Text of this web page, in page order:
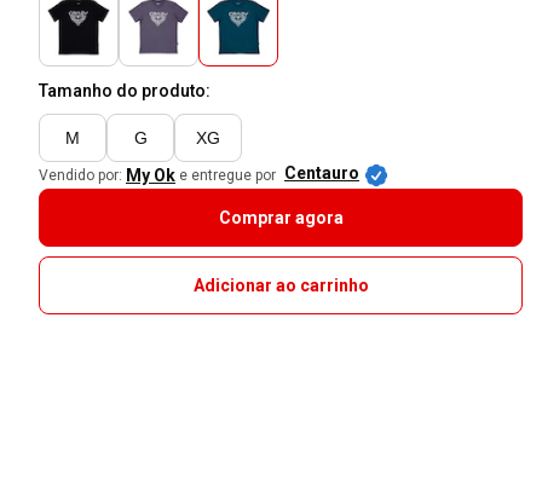
Tamanho do produto:
M G XG
Vendido por: My Ok e entregue por Centauro
Comprar agora
Adicionar ao carrinho